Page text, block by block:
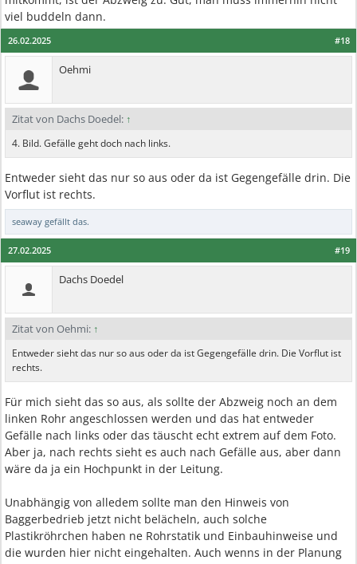
viel buddeln dann.
#18
26.02.2025
Oehmi
Zitat von Dachs Doedel: ↑
4. Bild. Gefälle geht doch nach links.
Entweder sieht das nur so aus oder da ist Gegengefälle drin. Die
Vorflut ist rechts.
seaway gefällt das.
#19
27.02.2025
Dachs Doedel
Zitat von Oehmi: ↑
Entweder sieht das nur so aus oder da ist Gegengefälle drin. Die Vorflut ist
rechts.
Für mich sieht das so aus, als sollte der Abzweig noch an dem
linken Rohr angeschlossen werden und das hat entweder
Gefälle nach links oder das täuscht echt extrem auf dem Foto.
Aber ja, nach rechts sieht es auch nach Gefälle aus, aber dann
wäre da ja ein Hochpunkt in der Leitung.
Unabhängig von alledem sollte man den Hinweis von
Baggerbedrieb jetzt nicht belächeln, auch solche
Plastikröhrchen haben ne Rohrstatik und Einbauhinweise und
die wurden hier nicht eingehalten. Auch wenns in der Planung